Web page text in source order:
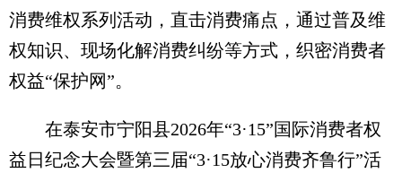
消费维权系列活动，直击消费痛点，通过普及维
权知识、现场化解消费纠纷等方式，织密消费者
权益“保护网”。
在泰安市宁阳县2026年“3·15”国际消费者权
益日纪念大会暨第三届“3·15放心消费齐鲁行”活